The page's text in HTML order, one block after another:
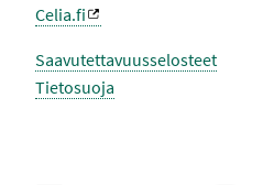
Celia.fi
Saavutettavuusselosteet
Tietosuoja